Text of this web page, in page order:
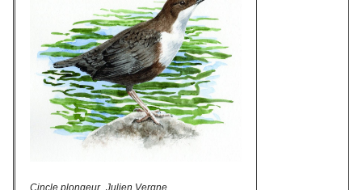
Cincle plongeur_Julien Vergne